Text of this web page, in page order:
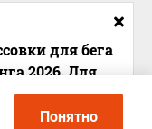
для бега
2026. Для
- с мембраной и
Понятно